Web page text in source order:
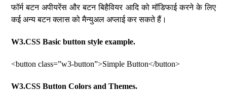
फॉर्म बटन अपीयरेंस और बटन बिहैवियर आदि को मॉडिफाई करने के लिए
कई अन्य बटन क्लास को मैन्युअल अप्लाई कर सकते हैं।
W3.CSS Basic button style example.
<button class=”w3-button”>Simple Button</button>
W3.CSS Button Colors and Themes.